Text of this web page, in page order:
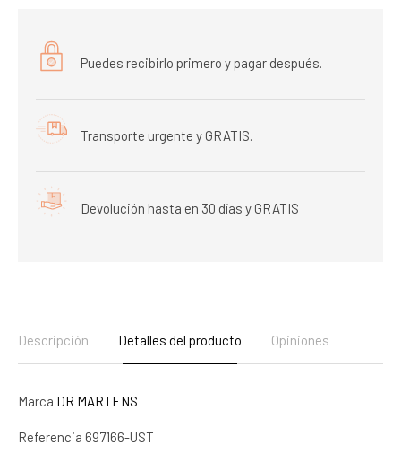
Puedes recibirlo primero y pagar después.
Transporte urgente y GRATIS.
Devolución hasta en 30 días y GRATIS
Descripción Detalles del producto Opiniones
Marca DR MARTENS
Referencia 697166-UST